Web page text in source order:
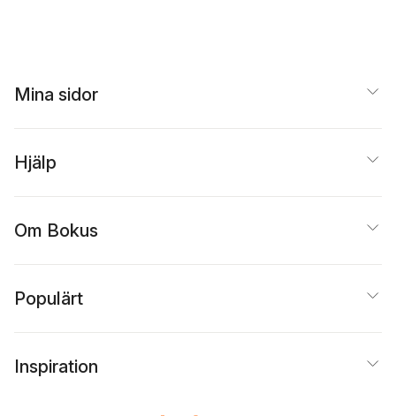
Mina sidor
Hjälp
Om Bokus
Populärt
Inspiration